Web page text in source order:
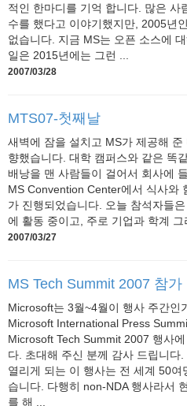
적인 한마디를 기억 합니다. 많은 사
수를 했다고 이야기했지만, 2005년
없습니다. 지금 MS는 오픈 소스에
일은 2015년에는 그런 ...
2007/03/28
MTS07-첫째날
새벽에 잠을 설치고 MS가 제공해
향했습니다. 대학 캠퍼스와 같은 똑
배낭을 맨 사람들이 걸어서 회사에
MS Convention Center에서 식사와
가 진행되었습니다. 오늘 참석자들
에 활동 중이고, 주로 기업과 학계 그
2007/03/27
MS Tech Summit 2007 참가
Microsoft는 3월~4월이 행사 주간인
Microsoft International Press
Microsoft Tech Summit 2007 행사
다. 초대해 주신 분께 감사 드립니다
열리게 되는 이 행사는 전 세계 50
습니다. 다행히 non-NDA 행사라서
를 해 ...